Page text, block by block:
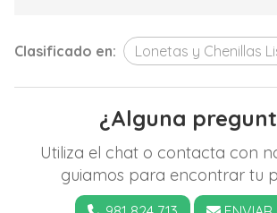
Clasificado en: Lonetas y Chenillas
¿Alguna
Utiliza el chat o contacta con
guiamos para encontrar tu